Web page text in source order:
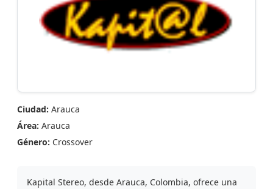
Ciudad: Arauca
Área: Arauca
Género: Crossover
Kapital Stereo, desde Arauca, Colombia, ofrece una